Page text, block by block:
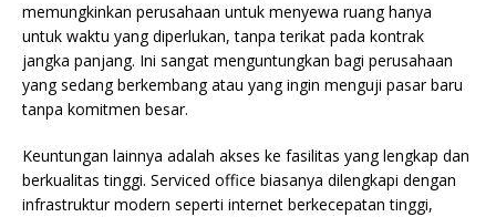
memungkinkan perusahaan untuk menyewa ruang hanya
untuk waktu yang diperlukan, tanpa terikat pada kontrak
jangka panjang. Ini sangat menguntungkan bagi perusahaan
yang sedang berkembang atau yang ingin menguji pasar baru
tanpa komitmen besar.
Keuntungan lainnya adalah akses ke fasilitas yang lengkap dan
berkualitas tinggi. Serviced office biasanya dilengkapi dengan
infrastruktur modern seperti internet berkecepatan tinggi,